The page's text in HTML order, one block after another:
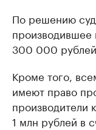
По решению
производившее
300 000
Кроме того,
имеют право
производители
1 млн рублей в